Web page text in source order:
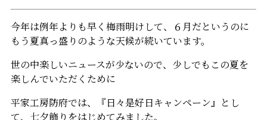
今年は例年よりも早く梅雨明けして、６月だというのに
もう夏真っ盛りのような天候が続いています。
世の中楽しいニュースが少ないので、少しでもこの夏を
楽しんでいただくために
平家工房防府では、『日々是好日キャンペーン』とし
て、七夕飾りをはじめてみました。